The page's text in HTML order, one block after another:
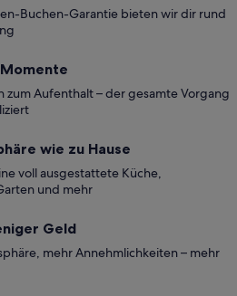
Buchen-Garantie bieten wir dir rund
zum Aufenthalt – der gesamte Vorgang
wie zu Hause
voll ausgestattete Küche,
und mehr
Geld
mehr Annehmlichkeiten – mehr